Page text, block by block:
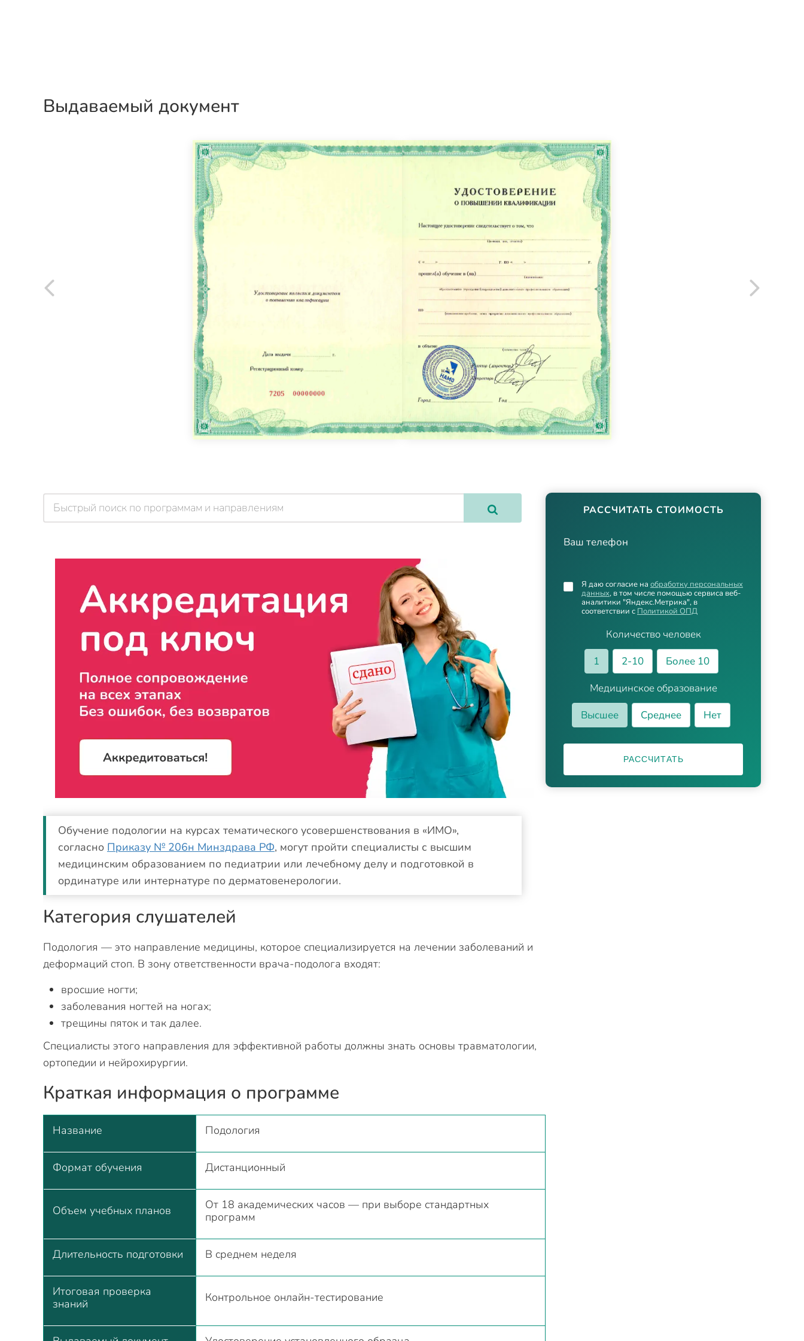
Выдаваемый документ
РАССЧИТАТЬ СТОИМОСТЬ
Ваш телефон
Количество человек
1
2-10
Более 10
Медицинское образование
Высшее
Среднее Нет
Я даю согласие на обработку персональных
данных, в том числе помощью сервиса веб-
аналитики "Яндекс.Метрика", в
соответствии с Политикой ОПД
РАССЧИТАТЬ
Обучение подологии на курсах тематического усовершенствования в «ИМО»,
согласно Приказу № 206н Минздрава РФ, могут пройти специалисты с высшим
медицинским образованием по педиатрии или лечебному делу и подготовкой в
ординатуре или интернатуре по дерматовенерологии.
Категория слушателей
Подология — это направление медицины, которое специализируется на лечении заболеваний и
деформаций стоп. В зону ответственности врача-подолога входят:
вросшие ногти;
заболевания ногтей на ногах;
трещины пяток и так далее.
Специалисты этого направления для эффективной работы должны знать основы травматологии,
ортопедии и нейрохирургии.
Краткая информация о программе
Название Подология
Формат обучения Дистанционный
Объем учебных планов
От 18 академических часов — при выборе стандартных
программ
Длительность подготовки В среднем неделя
Итоговая проверка
знаний
Контрольное онлайн-тестирование